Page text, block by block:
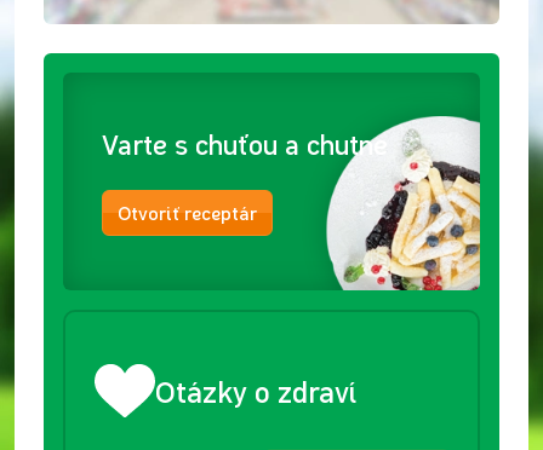
Varte s chuťou a chutne
Otvoriť receptár
Otázky o zdraví